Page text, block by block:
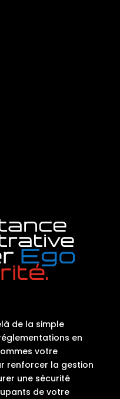
Ego
de la simple
en
votre
renforcer la gestion
une sécurité
de votre